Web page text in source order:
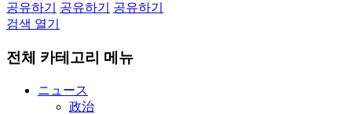
공유하기
공유하기
공유하기
검색 열기
전체 카테고리 메뉴
ニュース
政治